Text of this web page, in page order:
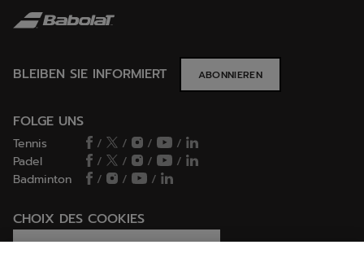
BLEIBEN SIE INFORMIERT ABONNIEREN
FOLGE UNS
Tennis / / /
/
Padel
/ / /
/
Badminton
/ / /
CHOIX DES COOKIES